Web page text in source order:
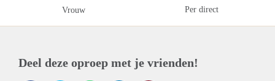
Vrouw Per direct
Deel deze oproep met je vrienden!